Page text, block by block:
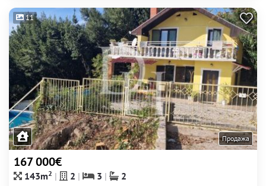
11
Продажа
167 000€
143m2 2 3 2